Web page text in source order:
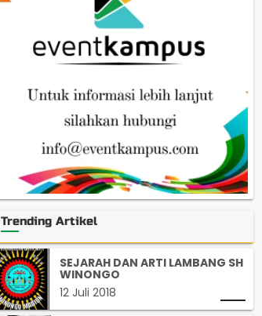
Trending Artikel
SEJARAH DAN ARTI LAMBANG SH
WINONGO
12 Juli 2018